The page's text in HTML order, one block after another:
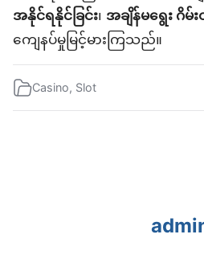
အနိုင်ရနိုင်ခြင်း၊ အချိန်မရွေး ဂိမ်း
ကျေနပ်မှုမြင့်မားကြသည်။
Casino, Slot